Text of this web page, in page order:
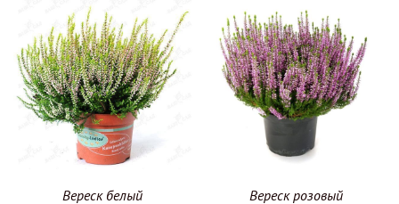
Вереск белый Вереск розовый